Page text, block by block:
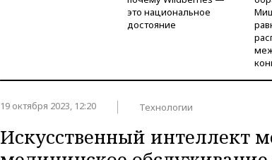
это национальное
достояние
19 октября 2023, 12:20 Технологии
Искусственный интеллект